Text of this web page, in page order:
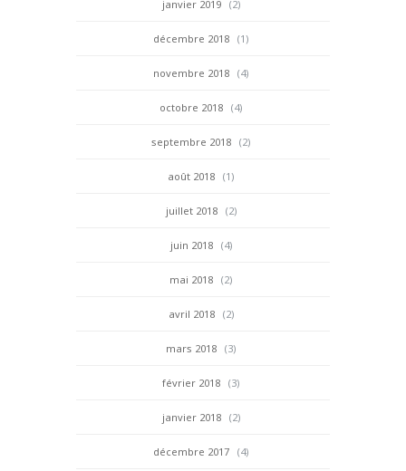
janvier 2019 (2)
décembre 2018 (1)
novembre 2018 (4)
octobre 2018 (4)
septembre 2018 (2)
août 2018 (1)
juillet 2018 (2)
juin 2018 (4)
mai 2018 (2)
avril 2018 (2)
mars 2018 (3)
février 2018 (3)
janvier 2018 (2)
décembre 2017 (4)